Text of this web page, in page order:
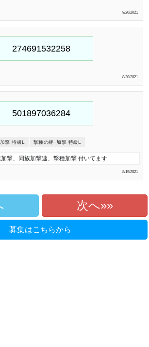
8/20/2021
8/20/2021
撃 特級L 撃種の絆･加撃 特級L
撃、同族加撃速、撃種加撃 付いてます
8/19/2021
次へ»
募集はこちらから